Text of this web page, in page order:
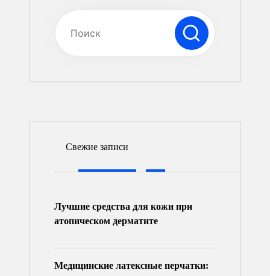
Свежие записи
Лучшие средства для кожи при
атопическом дерматите
Медицинские латексные перчатки: